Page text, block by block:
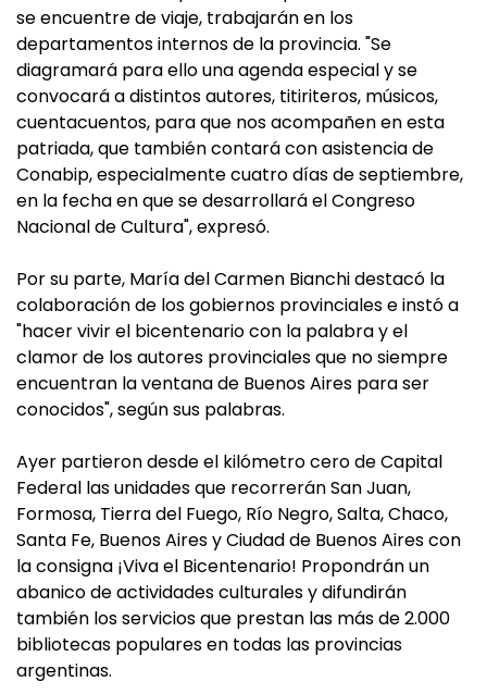
se encuentre de viaje, trabajarán en los
departamentos internos de la provincia. "Se
diagramará para ello una agenda especial y se
convocará a distintos autores, titiriteros, músicos,
cuentacuentos, para que nos acompañen en esta
patriada, que también contará con asistencia de
Conabip, especialmente cuatro días de septiembre,
en la fecha en que se desarrollará el Congreso
Nacional de Cultura", expresó.
Por su parte, María del Carmen Bianchi destacó la
colaboración de los gobiernos provinciales e instó a
"hacer vivir el bicentenario con la palabra y el
clamor de los autores provinciales que no siempre
encuentran la ventana de Buenos Aires para ser
conocidos", según sus palabras.
Ayer partieron desde el kilómetro cero de Capital
Federal las unidades que recorrerán San Juan,
Formosa, Tierra del Fuego, Río Negro, Salta, Chaco,
Santa Fe, Buenos Aires y Ciudad de Buenos Aires con
la consigna ¡Viva el Bicentenario! Propondrán un
abanico de actividades culturales y difundirán
también los servicios que prestan las más de 2.000
bibliotecas populares en todas las provincias
argentinas.